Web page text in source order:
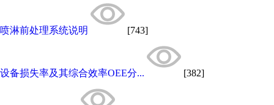
喷淋前处理系统说明 [743]
设备损失率及其综合效率OEE分... [382]